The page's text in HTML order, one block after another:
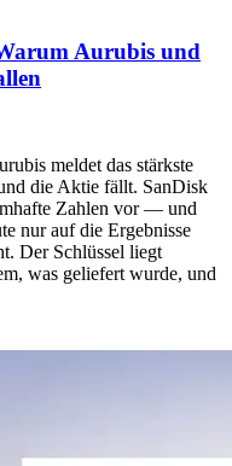
Aurubis und
meldet das stärkste
die Aktie fällt. SanDisk
Zahlen vor — und
nur auf die Ergebnisse
Der Schlüssel liegt
was geliefert wurde, und